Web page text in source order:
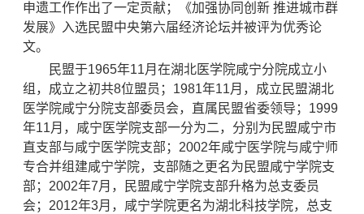
申遗工作作出了一定贡献；《加强协同创新 推进城市群
发展》入选民盟中央第六届经济论坛并被评为优秀论
文。
民盟于1965年11月在湖北医学院咸宁分院成立小
组，成立之初共8位盟员；1981年11月，成立民盟湖北
医学院咸宁分院支部委员会，直属民盟省委领导；1999
年11月，咸宁医学院支部一分为二，分别为民盟咸宁市
直支部与咸宁医学院支部；2002年咸宁医学院与咸宁师
专合并组建咸宁学院，支部随之更名为民盟咸宁学院支
部；2002年7月，民盟咸宁学院支部升格为总支委员
会；2012年3月，咸宁学院更名为湖北科技学院，总支